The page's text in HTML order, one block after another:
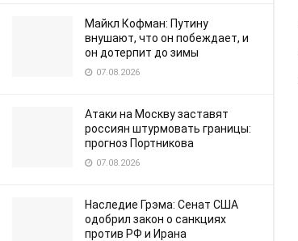
Майкл Кофман: Путину
внушают, что он побеждает, и
он дотерпит до зимы
07.08.2026
Атаки на Москву заставят
россиян штурмовать границы:
прогноз Портникова
07.08.2026
Наследие Грэма: Сенат США
одобрил закон о санкциях
против РФ и Ирана